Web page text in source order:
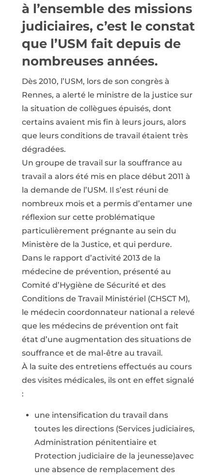
à l’ensemble des missions
judiciaires, c’est le constat
que l’USM fait depuis de
nombreuses années.
Dès 2010, l’USM, lors de son congrès à
Rennes, a alerté le ministre de la justice sur
la situation de collègues épuisés, dont
certains avaient mis fin à leurs jours, alors
que leurs conditions de travail étaient très
dégradées.
Un groupe de travail sur la souffrance au
travail a alors été mis en place début 2011 à
la demande de l’USM. Il s’est réuni de
nombreux mois et a permis d’entamer une
réflexion sur cette problématique
particulièrement prégnante au sein du
Ministère de la Justice, et qui perdure.
Dans le rapport d’activité 2013 de la
médecine de prévention, présenté au
Comité d’Hygiène de Sécurité et des
Conditions de Travail Ministériel (CHSCT M),
le médecin coordonnateur national a relevé
que les médecins de prévention ont fait
état d’une augmentation des situations de
souffrance et de mal-être au travail.
À la suite des entretiens effectués au cours
des visites médicales, ils ont en effet signalé
:
une intensification du travail dans
toutes les directions (Services judiciaires,
Administration pénitentiaire et
Protection judiciaire de la jeunesse)avec
une absence de remplacement des